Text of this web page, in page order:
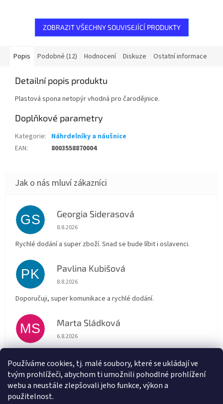
Používáme cookies, tj. malé soubory, které se ukládají ve
tvým prohlížeči, abychom ti umožnili pohodlné prohlížení
webu a neustále zlepšovali jeho funkce, výkon a
použitelnost.
ZOBRAZIT VŠECHNY SOUVISEJÍCÍ PRODUKTY
Popis Podobné (12) Hodnocení Diskuze Ostatní informace
Detailní popis produktu
Plastová spona netopýr vhodná pro čarodějnice.
Doplňkové parametry
Kategorie: Náhrdelníky a náušnice
EAN: 8003558870004
GS Georgia Siderasová
Hodnocení obchodu je 5 z 5 hvězdiček.
8.8.2026
Rychlé dodání a super zboží. Snad se bude líbit i oslavenci.
PK Pavlina Kubišová
Hodnocení obchodu je 5 z 5 hvězdiček.
8.8.2026
Doporučuji, super komunikace a rychlé dodání.
MS Marta Sládková
Hodnocení obchodu je 5 z 5 hvězdiček.
6.8.2026
AT Alena Trchova
Hodnocení obchodu je 5 z 5 hvězdiček.
5.8.2026